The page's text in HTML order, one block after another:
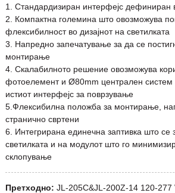
1. Стандардизиран интерфејс дефиниран
2. Компактна големина што овозможува
флексибилност во дизајнот на светилката
3. Напредно запечатување за да се
монтирање
4. Скалабилното решение овозможува
фотоелемент и Ø80mm централен систем
истиот интерфејс за поврзување
5.Флексибилна положба за монтирање,
странично свртени
6. Интегрирана единечна заптивка што се
светилката и на модулот што го
склопување
Претходно: JL-205C&JL-200Z-14 120-277